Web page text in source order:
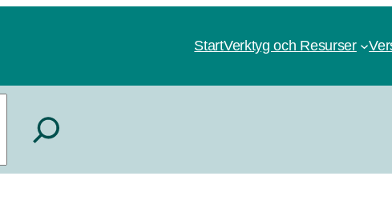
StartVerktyg och Resurser